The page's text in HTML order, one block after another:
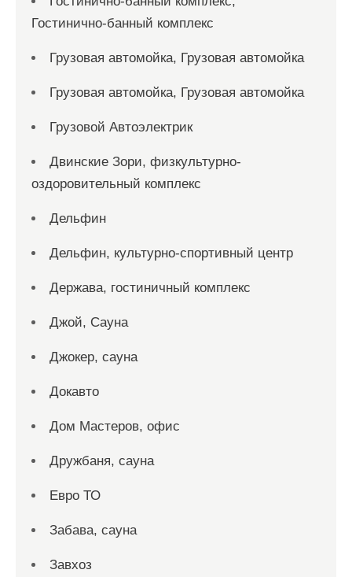
Гостинично-банный комплекс
Грузовая автомойка, Грузовая автомойка
Грузовая автомойка, Грузовая автомойка
Грузовой Автоэлектрик
Двинские Зори, физкультурно-
оздоровительный комплекс
Дельфин
Дельфин, культурно-спортивный центр
Держава, гостиничный комплекс
Джой, Сауна
Джокер, сауна
Докавто
Дом Мастеров, офис
Дружбаня, сауна
Евро ТО
Забава, сауна
Завхоз